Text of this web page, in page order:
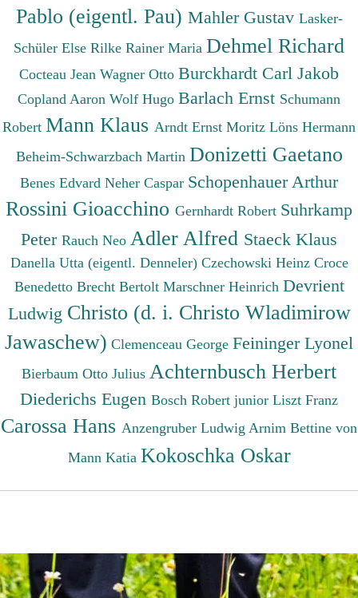
Pablo (eigentl. Pau) Mahler Gustav Lasker-
Schüler Else Rilke Rainer Maria Dehmel Richard
Cocteau Jean Wagner Otto Burckhardt Carl Jakob
Copland Aaron Wolf Hugo Barlach Ernst Schumann
Robert Mann Klaus Arndt Ernst Moritz Löns Hermann
Beheim-Schwarzbach Martin Donizetti Gaetano
Benes Edvard Neher Caspar Schopenhauer Arthur
Rossini Gioacchino Gernhardt Robert Suhrkamp
Peter Rauch Neo Adler Alfred Staeck Klaus
Danella Utta (eigentl. Denneler) Czechowski Heinz Croce
Benedetto Brecht Bertolt Marschner Heinrich Devrient
Ludwig Christo (d. i. Christo Wladimirow
Jawaschew) Clemenceau George Feininger Lyonel
Bierbaum Otto Julius Achternbusch Herbert
Diederichs Eugen Bosch Robert junior Liszt Franz
Carossa Hans Anzengruber Ludwig Arnim Bettine von
Mann Katia Kokoschka Oskar